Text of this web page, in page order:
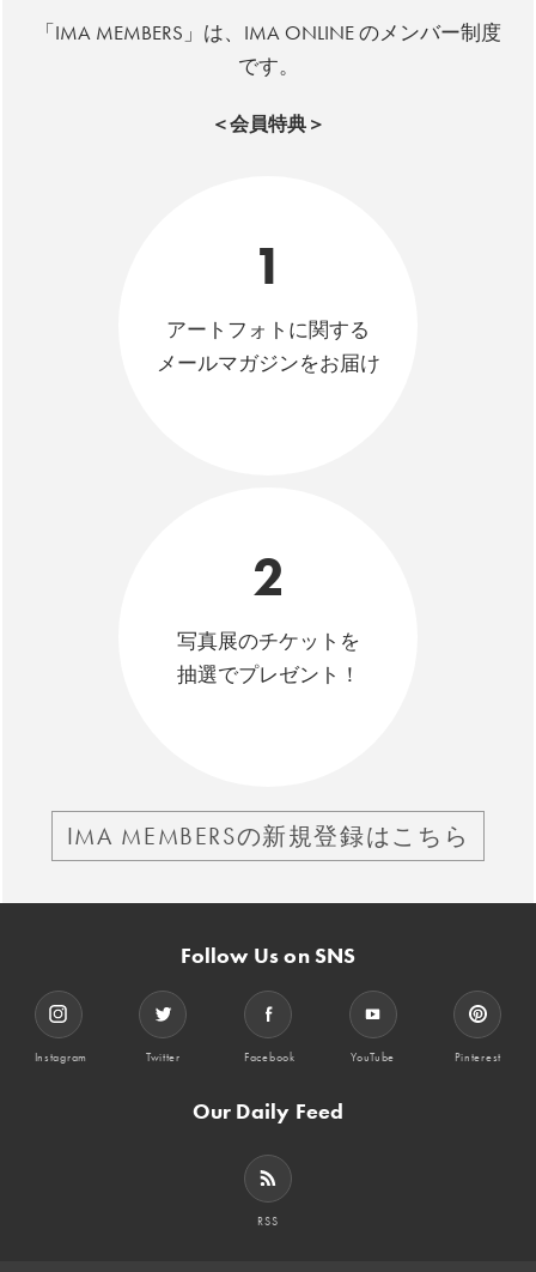
「IMA MEMBERS」は、IMA ONLINE のメンバー制度
です。
＜会員特典＞
1
アートフォトに関する
メールマガジンをお届け
2
写真展のチケットを
抽選でプレゼント！
IMA MEMBERSの新規登録はこちら
Follow Us on SNS
Instagram Twitter Facebook YouTube Pinterest
Our Daily Feed
RSS